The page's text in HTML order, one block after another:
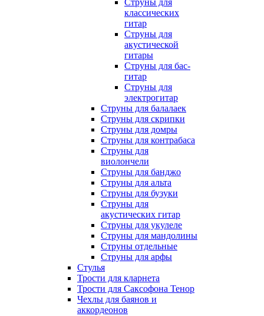
классических
гитар
Струны для
акустической
гитары
Струны для бас-
гитар
Струны для
электрогитар
Струны для балалаек
Струны для скрипки
Струны для домры
Струны для контрабаса
Струны для
виолончели
Струны для банджо
Струны для альта
Струны для бузуки
Струны для
акустических гитар
Струны для укулеле
Струны для мандолины
Струны отдельные
Струны для арфы
Стулья
Трости для кларнета
Трости для Саксофона Тенор
Чехлы для баянов и
аккордеонов